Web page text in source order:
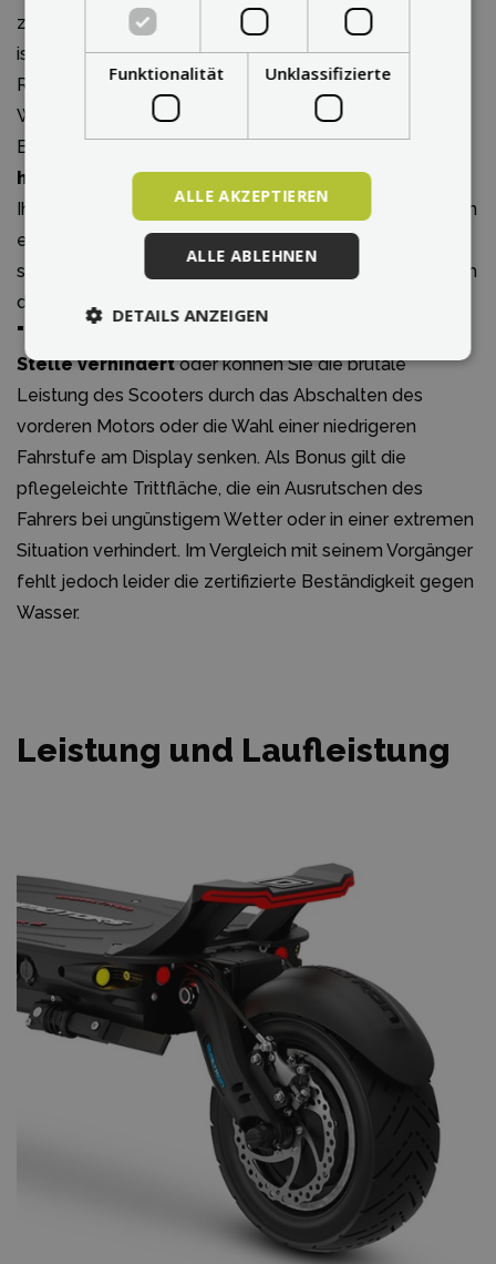
zurückführt. Ein weiteres wichtiges Sicherheitselement
ist das
elektronische ABS, das ein Blockieren des
Rades während einer abrupten Bremsung verhindert.
Was wäre es für Sicherheit ohne eine ordentliche
Beleuchtung.Die doppelte vordere LED Leuchte,
hintere Leuchten und Bremsleuchtengewähren
Ihnen insbesondere bei schlechteren Sichtverhältnissen
eine erhöhte Sichtbarkeit und Sicherheit, die Sie in der
städtischen Umgebung brauchen. Der Scooter hat auch
die Möglichkeit der Aktivierung der Funktion des sog.
"Kick-start", die den ungewollten Start von der
Stelle verhindertoder können Sie die brutale
Leistung des Scooters durch das Abschalten des
vorderen Motors oder die Wahl einer niedrigeren
Fahrstufe am Display senken. Als Bonus gilt die
pflegeleichte Trittfläche, die ein Ausrutschen des
Fahrers bei ungünstigem Wetter oder in einer extremen
Situation verhindert. Im Vergleich mit seinem Vorgänger
fehlt jedoch leider die zertifizierte Beständigkeit gegen
Wasser.
Leistung und Laufleistung
Funktionalität Unklassifizierte
ALLE AKZEPTIEREN
ALLE ABLEHNEN
DETAILS ANZEIGEN